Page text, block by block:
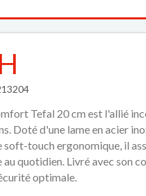
Tefal 20 cm est l'allié
Doté d'une lame en acier
soft-touch ergonomique, il
quotidien. Livré avec son
optimale.